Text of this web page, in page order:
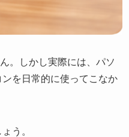
。しかし実際には、パソ
を日常的に使ってこなか
う。